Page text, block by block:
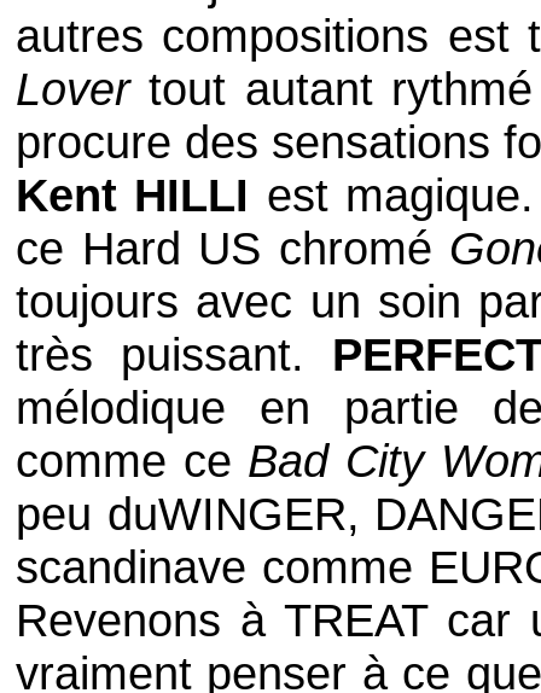
autres compositions est
Lovertout autant
procure des sensations
Kent HILLI est
ce Hard US chromé
toujours avec un soin
très puissant.
mélodique en partie
comme ce Bad City
peu duWINGER,
scandinave comme
Revenons àTREATcar
vraiment penser à ce